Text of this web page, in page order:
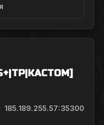
185.189.255.57:35300